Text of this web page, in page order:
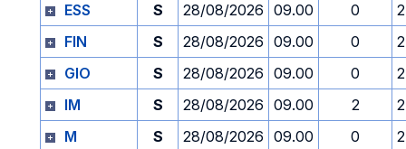
ESS
S 28/08/2026 09.00 0
FIN
S 28/08/2026 09.00 0
GIO
S 28/08/2026 09.00 0
IM
S 28/08/2026 09.00 2
M
S 28/08/2026 09.00 0